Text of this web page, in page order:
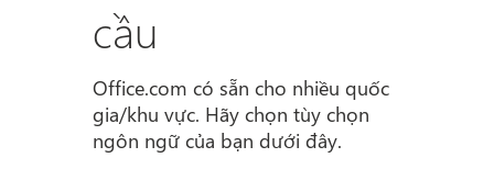
cầu
Office.com có sẵn cho nhiều quốc
gia/khu vực. Hãy chọn tùy chọn
ngôn ngữ của bạn dưới đây.